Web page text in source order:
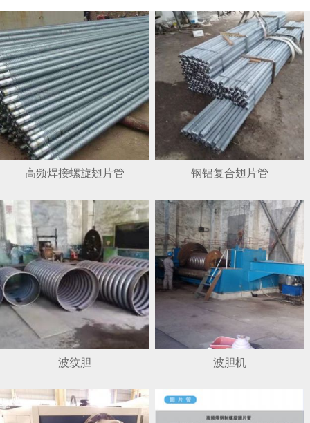
1 2 3
高频焊接螺旋翅片管 钢铝复合翅片管
波纹胆 波胆机